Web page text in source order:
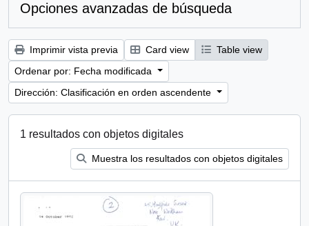
Opciones avanzadas de búsqueda
Imprimir vista previa Card view
Table view
Ordenar por: Fecha modificada
Dirección: Clasificación en orden ascendente
1 resultados con objetos digitales
Muestra los resultados con objetos digitales